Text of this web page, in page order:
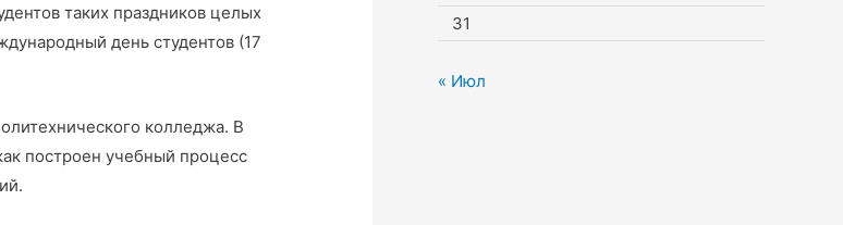
таких праздников целых
день студентов (17
колледжа. В
построен учебный процесс
31
« Июл